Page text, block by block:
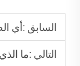
السابق :أي
التالي :ما